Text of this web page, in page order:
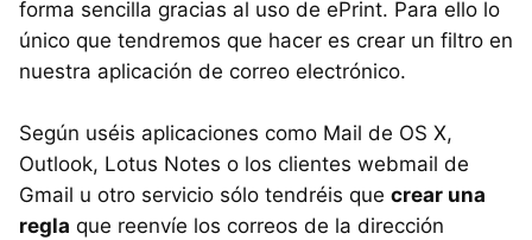
forma sencilla gracias al uso de ePrint. Para ello lo
único que tendremos que hacer es crear un filtro en
nuestra aplicación de correo electrónico.
Según uséis aplicaciones como Mail de OS X,
Outlook, Lotus Notes o los clientes webmail de
Gmail u otro servicio sólo tendréis que crear una
regla que reenvíe los correos de la dirección